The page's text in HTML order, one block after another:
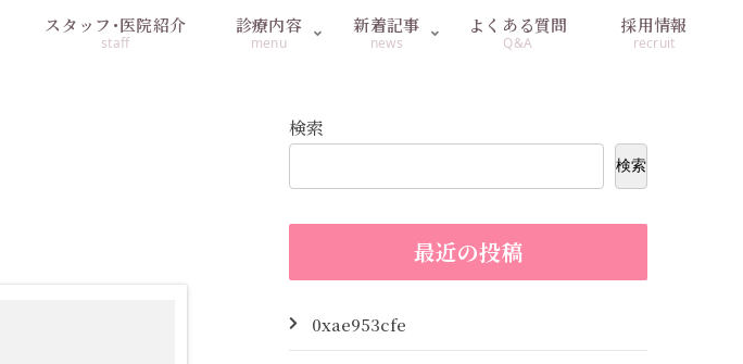
スタッフ･医院紹介
staff
診療内容
menu
新着記事
news
よくある質問
Q&A
採用情報
recruit
検索
検索
最近の投稿
0xae953cfe